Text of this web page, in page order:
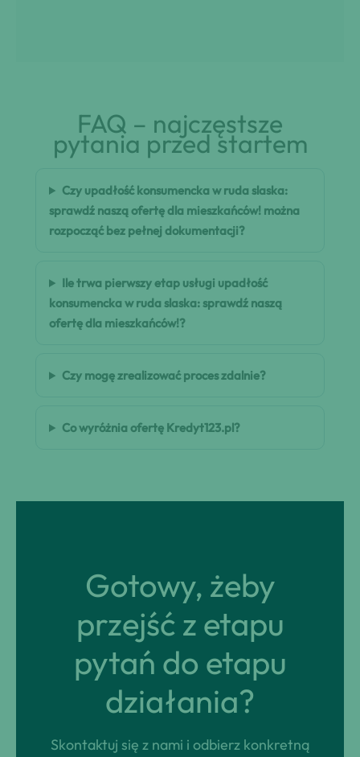
FAQ – najczęstsze
pytania przed startem
Czy upadłość konsumencka w ruda slaska:
sprawdź naszą ofertę dla mieszkańców! można
rozpocząć bez pełnej dokumentacji?
Ile trwa pierwszy etap usługi upadłość
konsumencka w ruda slaska: sprawdź naszą
ofertę dla mieszkańców!?
Czy mogę zrealizować proces zdalnie?
Co wyróżnia ofertę Kredyt123.pl?
Gotowy, żeby
przejść z etapu
pytań do etapu
działania?
Skontaktuj się z nami i odbierz konkretną